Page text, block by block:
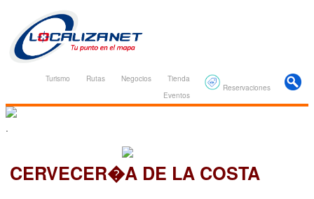
Reservaciones
Tienda
Negocios
Rutas
Turismo
Eventos
.
CERVECER�A DE LA COSTA